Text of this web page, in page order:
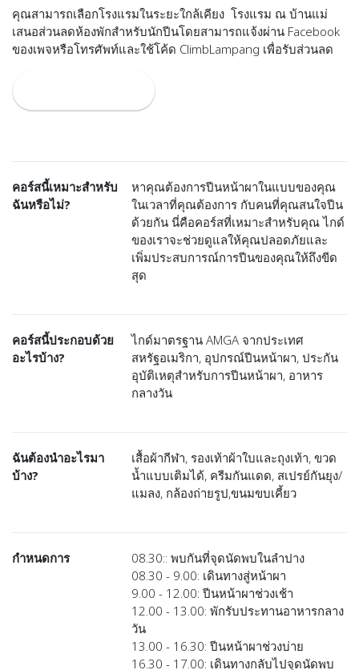
คุณสามารถเลือกโรงแรมในระยะใกล้เคียง โรงแรม ณ บ้านแม่
เสนอส่วนลดห้องพักสำหรับนักปีนโดยสามารถแจ้งผ่าน Facebook
ของเพจหรือโทรศัพท์และใช้โค้ด ClimbLampang เพื่อรับส่วนลด
คอร์สนี้เหมาะสำหรับ
ฉันหรือไม่?
หาคุณต้องการปีนหน้าผาในแบบของคุณ
ในเวลาที่คุณต้องการ กับคนที่คุณสนใจปีน
ด้วยกัน นี่คือคอร์สที่เหมาะสำหรับคุณ ไกด์
ของเราจะช่วยดูแลให้คุณปลอดภัยและ
เพิ่มประสบการณ์การปีนของคุณให้ถึงขีด
สุด
คอร์สนี้ประกอบด้วย
อะไรบ้าง?
ไกด์มาตรฐาน AMGA จากประเทศ
สหรัฐอเมริกา, อุปกรณ์ปีนหน้าผา, ประกัน
อุบัติเหตุสำหรับการปีนหน้าผา, อาหาร
กลางวัน
ฉันต้องนำอะไรมา
บ้าง?
เสื้อผ้ากีฬา, รองเท้าผ้าใบและถุงเท้า, ขวด
น้ำแบบเติมได้, ครีมกันแดด, สเปรย์กันยุง/
แมลง, กล้องถ่ายรูป,ขนมขบเคี้ยว
กำหนดการ
08.30:: พบกันที่จุดนัดพบในลำปาง
08.30 - 9.00: เดินทางสู่หน้าผา
9.00 - 12.00: ปีนหน้าผาช่วงเช้า
12.00 - 13.00: พักรับประทานอาหารกลาง
วัน
13.00 - 16.30: ปีนหน้าผาช่วงบ่าย
16.30 - 17.00: เดินทางกลับไปจุดนัดพบ